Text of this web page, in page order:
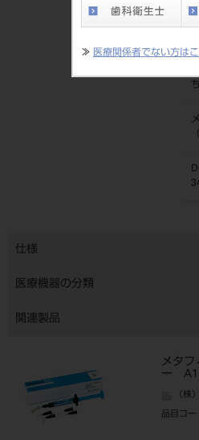
≫ 医療関係者でない方は
仕様
医療機器の分類
関連製品
メタ
ー A1
（株
品目コー